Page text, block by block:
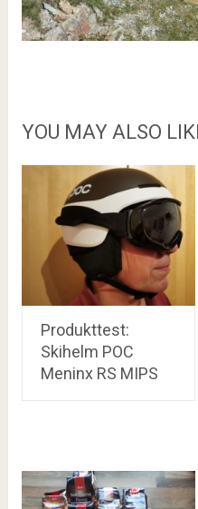
YOU MAY ALSO
Produkttest:
Skihelm POC
Meninx RS MIPS